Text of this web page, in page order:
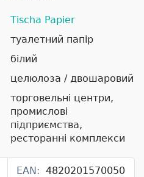
Tischa Papier
туалетний папір
білий
целюлоза / двошаровий
торговельні центри,
промислові
підприємства,
ресторанні комплекси
EAN: 4820201570050